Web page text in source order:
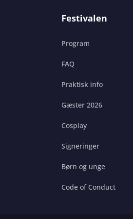
Festivalen
Program
FAQ
Praktisk info
Gæster 2026
Cosplay
Signeringer
Børn og unge
Code of Conduct